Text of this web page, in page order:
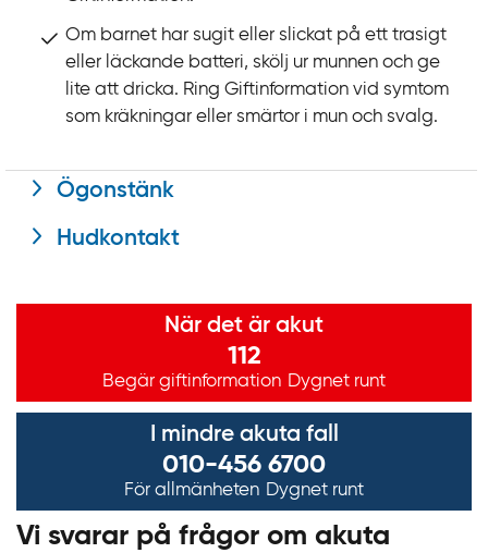
Om barnet har sugit eller slickat på ett trasigt
eller läckande batteri, skölj ur munnen och ge
lite att dricka. Ring Giftinformation vid symtom
som kräkningar eller smärtor i mun och svalg.
Ögonstänk
Hudkontakt
Viktig information
När det är akut
112
Begär giftinformation Dygnet runt
I mindre akuta fall
010-456 6700
För allmänheten Dygnet runt
Vi svarar på frågor om akuta